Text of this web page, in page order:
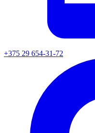
+375 29 654-31-72